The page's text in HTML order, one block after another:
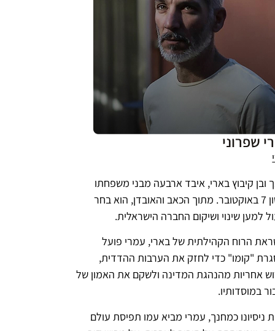
שפרוני
ובן קיבוץ בארי, איבד ארבעה מבני משפחתו
באסון 7 באוקטובר. מתוך הכאב והאובדן, הוא בחר
למען שינוי ושיקום החברה הישראלית.
הרוח הקהילתית של בארי, עמרי פועל
"קומו" כדי לחזק את הערבות ההדדית,
אחריות מהנהגת המדינה ולשקם את האמון של
במוסדותיו.
ניסיונו כמחנך, עמרי מביא עמו תפיסת עולם